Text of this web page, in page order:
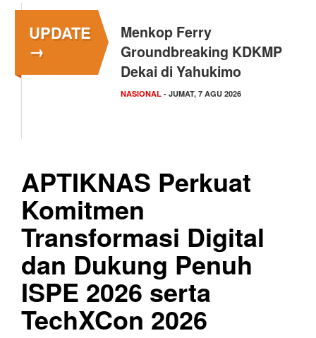
UPDATE
→
Menkop Ferry
Groundbreaking KDKMP
Dekai di Yahukimo
NASIONAL - JUMAT, 7 AGU 2026
APTIKNAS Perkuat
Komitmen
Transformasi Digital
dan Dukung Penuh
ISPE 2026 serta
TechXCon 2026